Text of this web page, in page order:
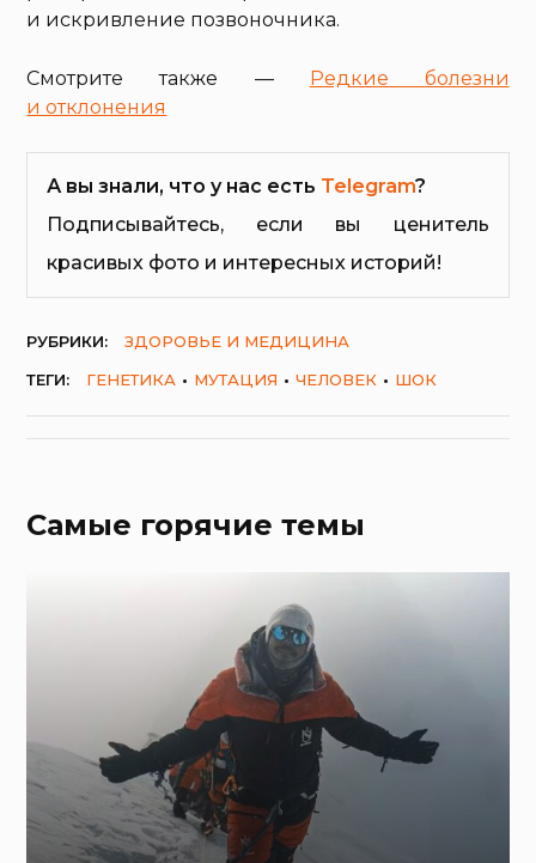
и искривление позвоночника.
Смотрите также —
Редкие болезни
и отклонения
А вы знали, что у нас есть Telegram?
Подписывайтесь, если вы ценитель
красивых фото и интересных историй!
РУБРИКИ:
ЗДОРОВЬЕ И МЕДИЦИНА
ТЕГИ:
ГЕНЕТИКА МУТАЦИЯ ЧЕЛОВЕК ШОК
Самые горячие темы